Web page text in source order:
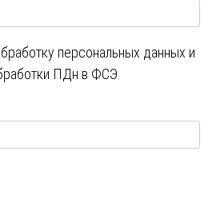
персональных данных и
ПДн в ФСЭ